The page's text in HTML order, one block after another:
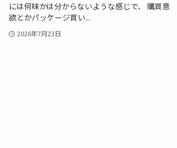
には何味かは分からないような感じで、 購買意
欲とかパッケージ買い...
2026年7月23日